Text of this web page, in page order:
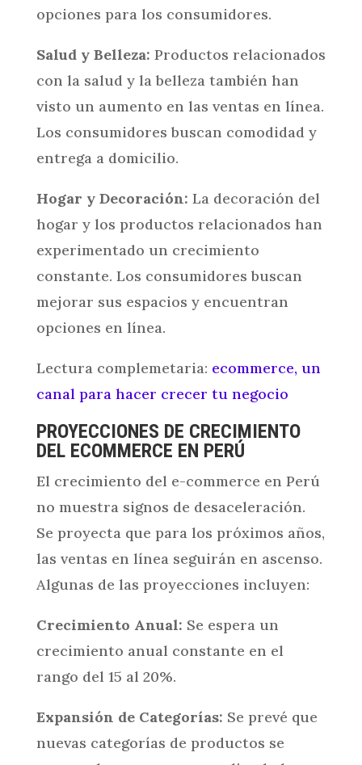
opciones para los consumidores.
Salud y Belleza: Productos relacionados
con la salud y la belleza también han
visto un aumento en las ventas en línea.
Los consumidores buscan comodidad y
entrega a domicilio.
Hogar y Decoración: La decoración del
hogar y los productos relacionados han
experimentado un crecimiento
constante. Los consumidores buscan
mejorar sus espacios y encuentran
opciones en línea.
Lectura complemetaria: ecommerce, un
canal para hacer crecer tu negocio
PROYECCIONES DE CRECIMIENTO
DEL ECOMMERCE EN PERÚ
El crecimiento del e-commerce en Perú
no muestra signos de desaceleración.
Se proyecta que para los próximos años,
las ventas en línea seguirán en ascenso.
Algunas de las proyecciones incluyen:
Crecimiento Anual: Se espera un
crecimiento anual constante en el
rango del 15 al 20%.
Expansión de Categorías: Se prevé que
nuevas categorías de productos se